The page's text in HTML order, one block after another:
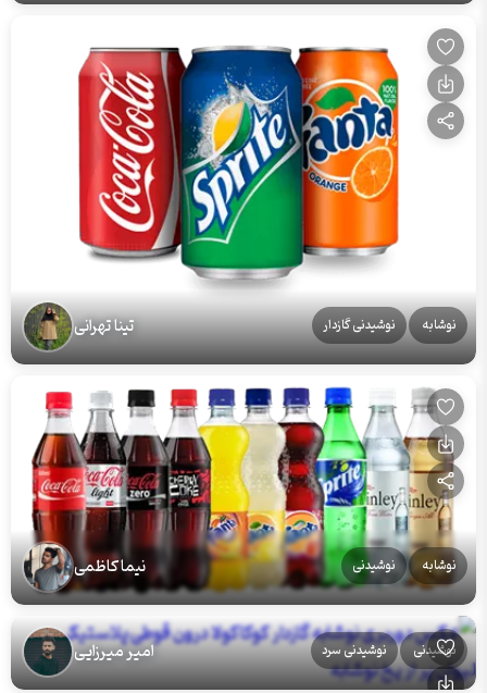
نوشابه نوشیدنی گازدار تینا تهرانی
نوشابه نوشیدنی نیما کاظمی
نوشیدنی نوشیدنی سرد امیر میرزایی